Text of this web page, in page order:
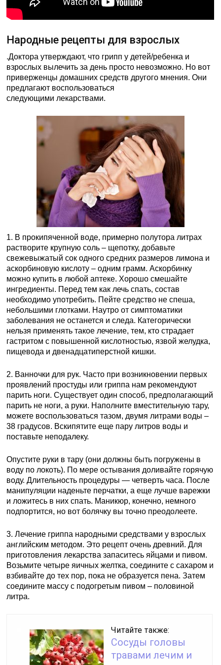
Народные рецепты для взрослых
.Доктора утверждают, что грипп у детей/ребенка и
взрослых вылечить за день просто невозможно. Но вот
приверженцы домашних средств другого мнения. Они
предлагают воспользоваться
следующими лекарствами.
1. В прокипяченной воде, примерно полутора литрах
растворите крупную соль – щепотку, добавьте
свежевыжатый сок одного средних размеров лимона и
аскорбиновую кислоту – одним грамм. Аскорбинку
можно купить в любой аптеке. Хорошо смешайте
ингредиенты. Перед тем как лечь спать, состав
необходимо употребить. Пейте средство не спеша,
небольшими глотками. Наутро от симптоматики
заболевания не останется и следа. Категорически
нельзя применять такое лечение, тем, кто страдает
гастритом с повышенной кислотностью, язвой желудка,
пищевода и двенадцатиперстной кишки.
2. Ванночки для рук. Часто при возникновении первых
проявлений простуды или гриппа нам рекомендуют
парить ноги. Существует один способ, предполагающий
парить не ноги, а руки. Наполните вместительную тару,
можете воспользоваться тазом, двумя литрами воды –
38 градусов. Вскипятите еще пару литров воды и
поставьте неподалеку.
Опустите руки в тару (они должны быть погружены в
воду по локоть). По мере остывания доливайте горячую
воду. Длительность процедуры — четверть часа. После
манипуляции наденьте перчатки, а еще лучше варежки
и ложитесь в них спать. Маникюр, конечно, немного
подпортится, но вот болячку вы точно преодолеете.
3. Лечение гриппа народными средствами у взрослых
английским методом. Это рецепт очень древний. Для
приготовления лекарства запаситесь яйцами и пивом.
Возьмите четыре яичных желтка, соедините с сахаром и
взбивайте до тех пор, пока не образуется пена. Затем
соедините массу с подогретым пивом – половиной
литра.
Читайте также:
Сосуды головы
травами лечим и